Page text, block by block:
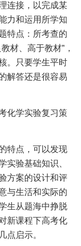
连接，以完成某
力和运用所学知
特点：所考查的
材、高于教材”，
。只要学生平时
解答还是很容易
化学实验复习策
特点，可以发现
实验基础知识、
方案的设计和评
与生活和实际的
生从题海中挣脱
新课程下高考化
点启示。